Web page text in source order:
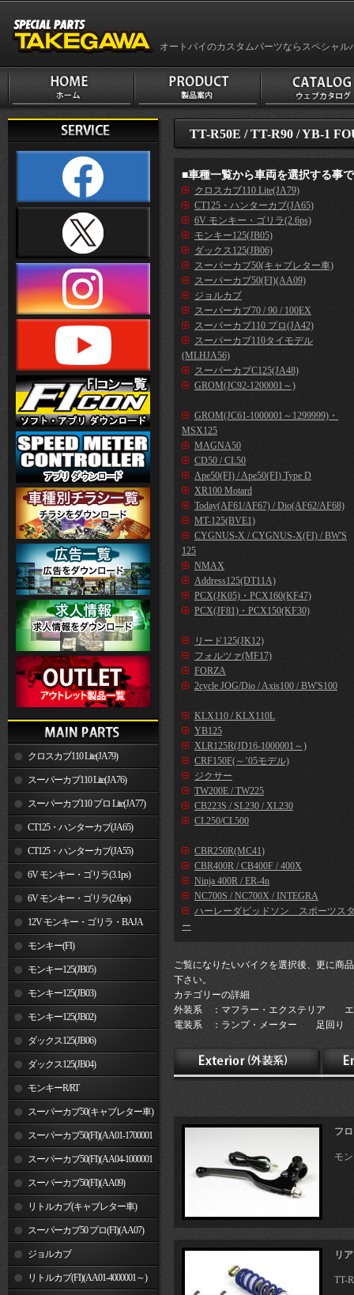
オートバイのカスタムパーツならスペシャル
クロスカブ110 Lite(JA79)
スーパーカブ110 Lite(JA76)
スーパーカブ110 プロ Lite(JA77)
CT125・ハンターカブ(JA65)
CT125・ハンターカブ(JA55)
6V モンキー・ゴリラ(3.1ps)
6V モンキー・ゴリラ(2.6ps)
12V モンキー・ゴリラ・BAJA
モンキー(FI)
モンキー125(JB05)
モンキー125(JB03)
モンキー125(JB02)
ダックス125(JB06)
ダックス125(JB04)
モンキーR/RT
スーパーカブ50(キャブレター車)
スーパーカブ50(FI)(AA01-1700001
～) スーパーカブ50(FI)(AA04-1000001
～) スーパーカブ50(FI)(AA09)
リトルカブ(キャブレター車)
スーパーカブ50 プロ(FI)(AA07)
ジョルカブ
リトルカブ(FI)(AA01-4000001～)
TT-R50E / TT-R90 / YB-1
■車種一覧から車両を選択する事
クロスカブ110 Lite(JA79)
CT125・ハンターカブ(JA65)
6V モンキー・ゴリラ(2.6ps)
モンキー125(JB05)
ダックス125(JB06)
スーパーカブ50(キャブレター車)
スーパーカブ50(FI)(AA09)
ジョルカブ
スーパーカブ70 / 90 / 100EX
スーパーカブ110 プロ(JA42)
スーパーカブ110タイモデル
(MLHJA56)
スーパーカブC125(JA48)
GROM(JC92-1200001～)
GROM(JC61-1000001～1299999)・
MSX125
MAGNA50
CD50 / CL50
Ape50(FI) / Ape50(FI) Type D
XR100 Motard
Today(AF61/AF67) / Dio(AF62/AF68)
MT-125(BVE1)
CYGNUS-X / CYGNUS-X(FI) / BW'S
125
NMAX
Address125(DT11A)
PCX(JK05)・PCX160(KF47)
PCX(JF81)・PCX150(KF30)
リード125(JK12)
フォルツァ(MF17)
FORZA
2cycle JOG/Dio / Axis100 / BW'S100
KLX110 / KLX110L
YB125
XLR125R(JD16-1000001～)
CRF150F(～’05モデル)
ジクサー
TW200E / TW225
CB223S / SL230 / XL230
CL250/CL500
CBR250R(MC41)
CBR400R / CB400F / 400X
Ninja 400R / ER-4n
NC700S / NC700X / INTEGRA
ハーレーダビッドソン スポーツス
ー
ご覧になりたいバイクを選択後、更に商
下さい。
カテゴリーの詳細
外装系 ：マフラー・エクステリア エ
電装系 ：ランプ・メーター 足回り
フ
モ
リ
TT-